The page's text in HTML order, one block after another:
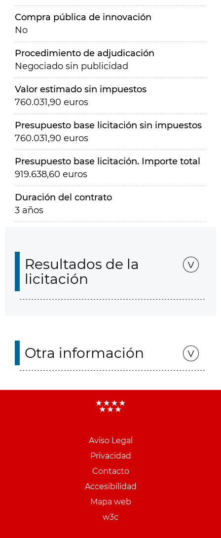
Compra pública de innovación
No
Procedimiento de adjudicación
Negociado sin publicidad
Valor estimado sin impuestos
760.031,90 euros
Presupuesto base licitación sin impuestos
760.031,90 euros
Presupuesto base licitación. Importe total
919.638,60 euros
Duración del contrato
3 años
Resultados de la
licitación
Otra información
Aviso Legal
Privacidad
Contacto
Accesibilidad
Mapa web
w3c